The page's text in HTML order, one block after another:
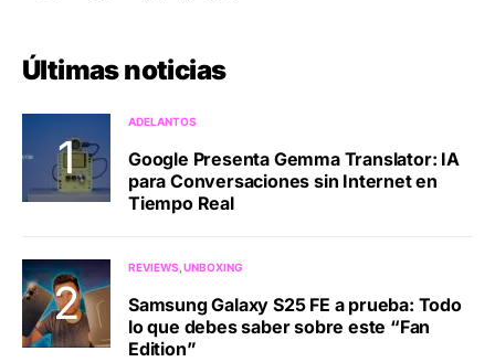
Últimas noticias
ADELANTOS
Google Presenta Gemma Translator: IA
para Conversaciones sin Internet en
Tiempo Real
REVIEWS UNBOXING
Samsung Galaxy S25 FE a prueba: Todo
lo que debes saber sobre este “Fan
Edition”